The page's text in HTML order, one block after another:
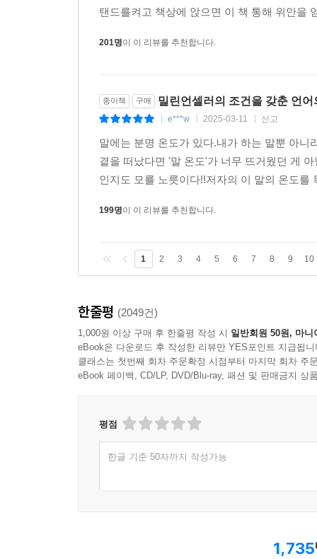
탠드를켜고 책상에 앉으면 이 책 통해 위안을
201명이 이 리뷰를 추천합니다.
종이책 구매 밀린언셀러의 조건을 갖춘 언어
e***w 2025-03-11 신고
말에는 분명 온도가 있다.내가 하는 말뿐 아
곁을 떠났다면 '말 온도'가 너무 뜨거웠던 게
인지도 모를 노릇이다!!저자의 이 말의 온도
199명이 이 리뷰를 추천합니다.
1 2 3 4 5 6 7 8 9 10
한줄평 (2049건)
1,000원 이상 구매 후 한줄평 작성 시 일반회원 50원, 마니
eBook은 다운로드 후 작성한 리뷰만 YES포인트 지급됩니
클래스는 첫번째 회차 주문확정 시점부터 마지막 회차 주
eBook 페이백, CD/LP, DVD/Blu-ray, 패션 및 판매금지 상
평점
한글 기준 50자까지 작성가능
1,735